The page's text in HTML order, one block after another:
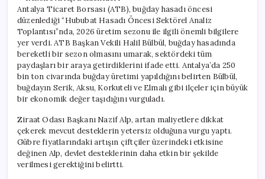
Antalya Ticaret Borsası (ATB), buğday hasadı öncesi
düzenlediği “Hububat Hasadı Öncesi Sektörel Analiz
Toplantısı”nda, 2026 üretim sezonu ile ilgili önemli bilgilere
yer verdi. ATB Başkan Vekili Halil Bülbül, buğday hasadında
bereketli bir sezon olmasını umarak, sektördeki tüm
paydaşları bir araya getirdiklerini ifade etti. Antalya’da 250
bin ton civarında buğday üretimi yapıldığını belirten Bülbül,
buğdayın Serik, Aksu, Korkuteli ve Elmalı gibi ilçeler için büyük
bir ekonomik değer taşıdığını vurguladı.
Ziraat Odası Başkanı Nazif Alp, artan maliyetlere dikkat
çekerek mevcut desteklerin yetersiz olduğuna vurgu yaptı.
Gübre fiyatlarındaki artışın çiftçiler üzerindeki etkisine
değinen Alp, devlet desteklerinin daha etkin bir şekilde
verilmesi gerektiğini belirtti.